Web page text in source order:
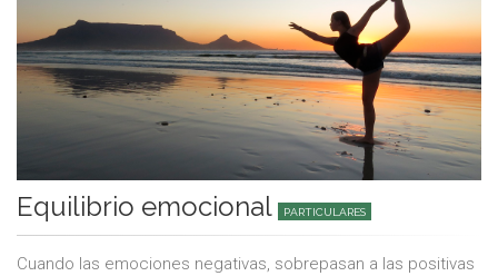
Equilibrio emocional PARTICULARES
Cuando las emociones negativas, sobrepasan a las positivas